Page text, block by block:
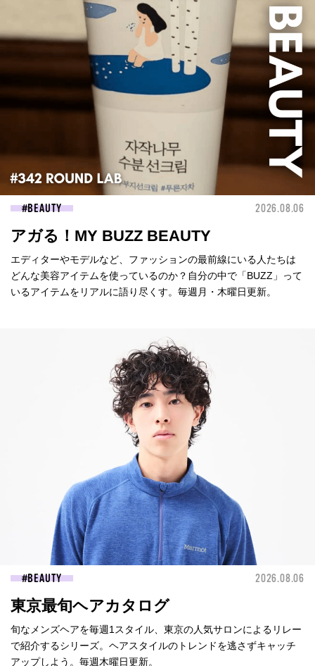
BEAUTY 2026.08.06
アガる！MY BUZZ BEAUTY
エディターやモデルなど、ファッションの最前線にいる人たちは
どんな美容アイテムを使っているのか？自分の中で「BUZZ」って
いるアイテムをリアルに語り尽くす。毎週月・木曜日更新。
BEAUTY 2026.08.06
東京最旬ヘアカタログ
旬なメンズヘアを毎週1スタイル、東京の人気サロンによるリレー
で紹介するシリーズ。ヘアスタイルのトレンドを逃さずキャッチ
アップしよう。毎週木曜日更新。